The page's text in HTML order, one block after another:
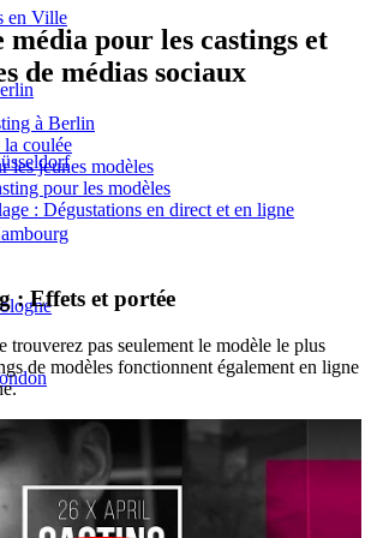
en Ville
Angeles
média pour les castings et
de médias sociaux
à Berlin
la coulée
les jeunes modèles
pour les modèles
: Dégustations en direct et en ligne
: Effets et portée
trouverez pas seulement le modèle le plus
de modèles fonctionnent également en ligne